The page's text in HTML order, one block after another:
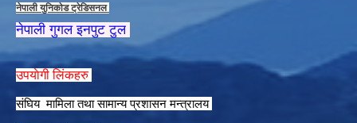
नेपाली युनिकाेड ट्रेडिसनल
नेपाली गुगल इनपुट टुल
उपयाेगी लिंकहरु
संघिय मामिला तथा सामान्य प्रशासन मन्त्रालय